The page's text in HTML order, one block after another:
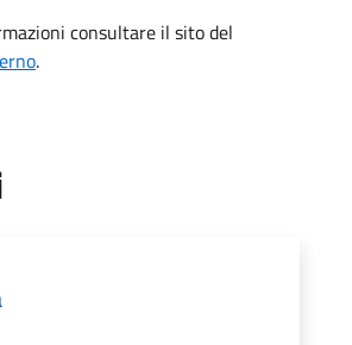
consultare il sito del
.